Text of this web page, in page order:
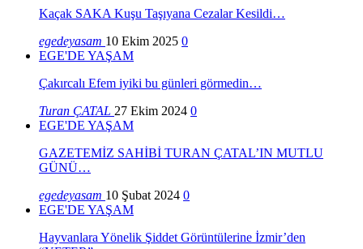
Kaçak SAKA Kuşu Taşıyana Cezalar Kesildi…
egedeyasam 10 Ekim 2025 0
EGE'DE YAŞAM
Çakırcalı Efem iyiki bu günleri görmedin…
Turan ÇATAL 27 Ekim 2024 0
EGE'DE YAŞAM
GAZETEMİZ SAHİBİ TURAN ÇATAL’IN MUTLU
GÜNÜ…
egedeyasam 10 Şubat 2024 0
EGE'DE YAŞAM
Hayvanlara Yönelik Şiddet Görüntülerine İzmir’den